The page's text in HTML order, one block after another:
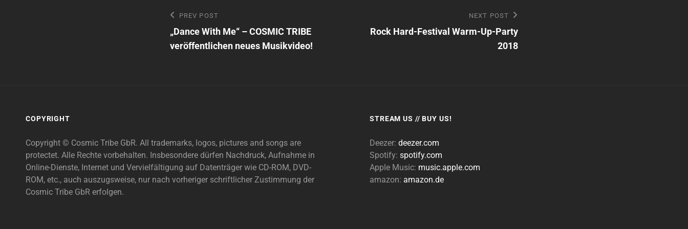
Beitragsnavigation
Previous
Post
PREV POST
„Dance With Me“ – COSMIC TRIBE
veröffentlichen neues Musikvideo!
NEXT POST
Rock Hard-Festival Warm-Up-Party
2018
COPYRIGHT
Copyright © Cosmic Tribe GbR. All trademarks, logos, pictures and songs are
protectet. Alle Rechte vorbehalten. Insbesondere dürfen Nachdruck, Aufnahme in
Online-Dienste, Internet und Vervielfältigung auf Datenträger wie CD-ROM, DVD-
ROM, etc., auch auszugsweise, nur nach vorheriger schriftlicher Zustimmung der
Cosmic Tribe GbR erfolgen.
STREAM US // BUY US!
Deezer: deezer.com
Spotify: spotify.com
Apple Music: music.apple.com
amazon: amazon.de